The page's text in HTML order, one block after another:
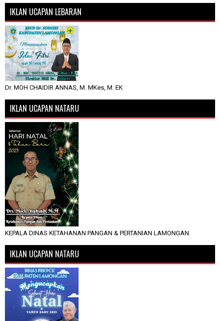
IKLAN UCAPAN LEBARAN
Dr. MOH CHAIDIR ANNAS, M. MKes, M. EK
IKLAN UCAPAN NATARU
KEPALA DINAS KETAHANAN PANGAN & PERTANIAN LAMONGAN
IKLAN UCAPAN NATARU